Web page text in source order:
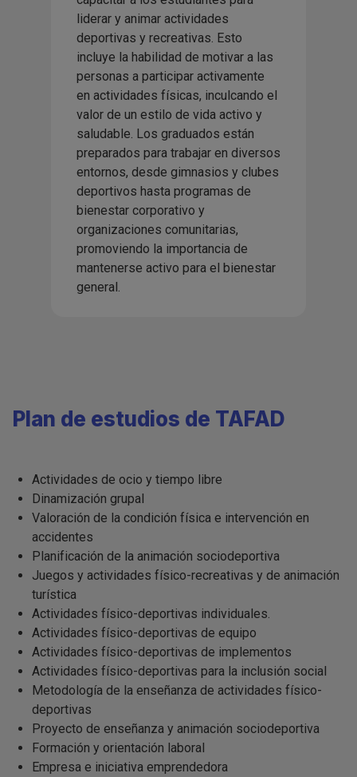
liderar y animar actividades
deportivas y recreativas. Esto
incluye la habilidad de motivar a las
personas a participar activamente
en actividades físicas, inculcando el
valor de un estilo de vida activo y
saludable. Los graduados están
preparados para trabajar en diversos
entornos, desde gimnasios y clubes
deportivos hasta programas de
bienestar corporativo y
organizaciones comunitarias,
promoviendo la importancia de
mantenerse activo para el bienestar
general.
Plan de estudios de TAFAD
Actividades de ocio y tiempo libre
Dinamización grupal
Valoración de la condición física e intervención en
accidentes
Planificación de la animación sociodeportiva
Juegos y actividades físico-recreativas y de animación
turística
Actividades físico-deportivas individuales.
Actividades físico-deportivas de equipo
Actividades físico-deportivas de implementos
Actividades físico-deportivas para la inclusión social
Metodología de la enseñanza de actividades físico-
deportivas
Proyecto de enseñanza y animación sociodeportiva
Formación y orientación laboral
Empresa e iniciativa emprendedora